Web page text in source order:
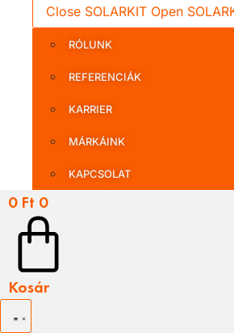
Close SOLARKIT Open
RÓLUNK
REFERENCIÁK
KARRIER
MÁRKÁINK
KAPCSOLAT
0 Ft 0
Kosár